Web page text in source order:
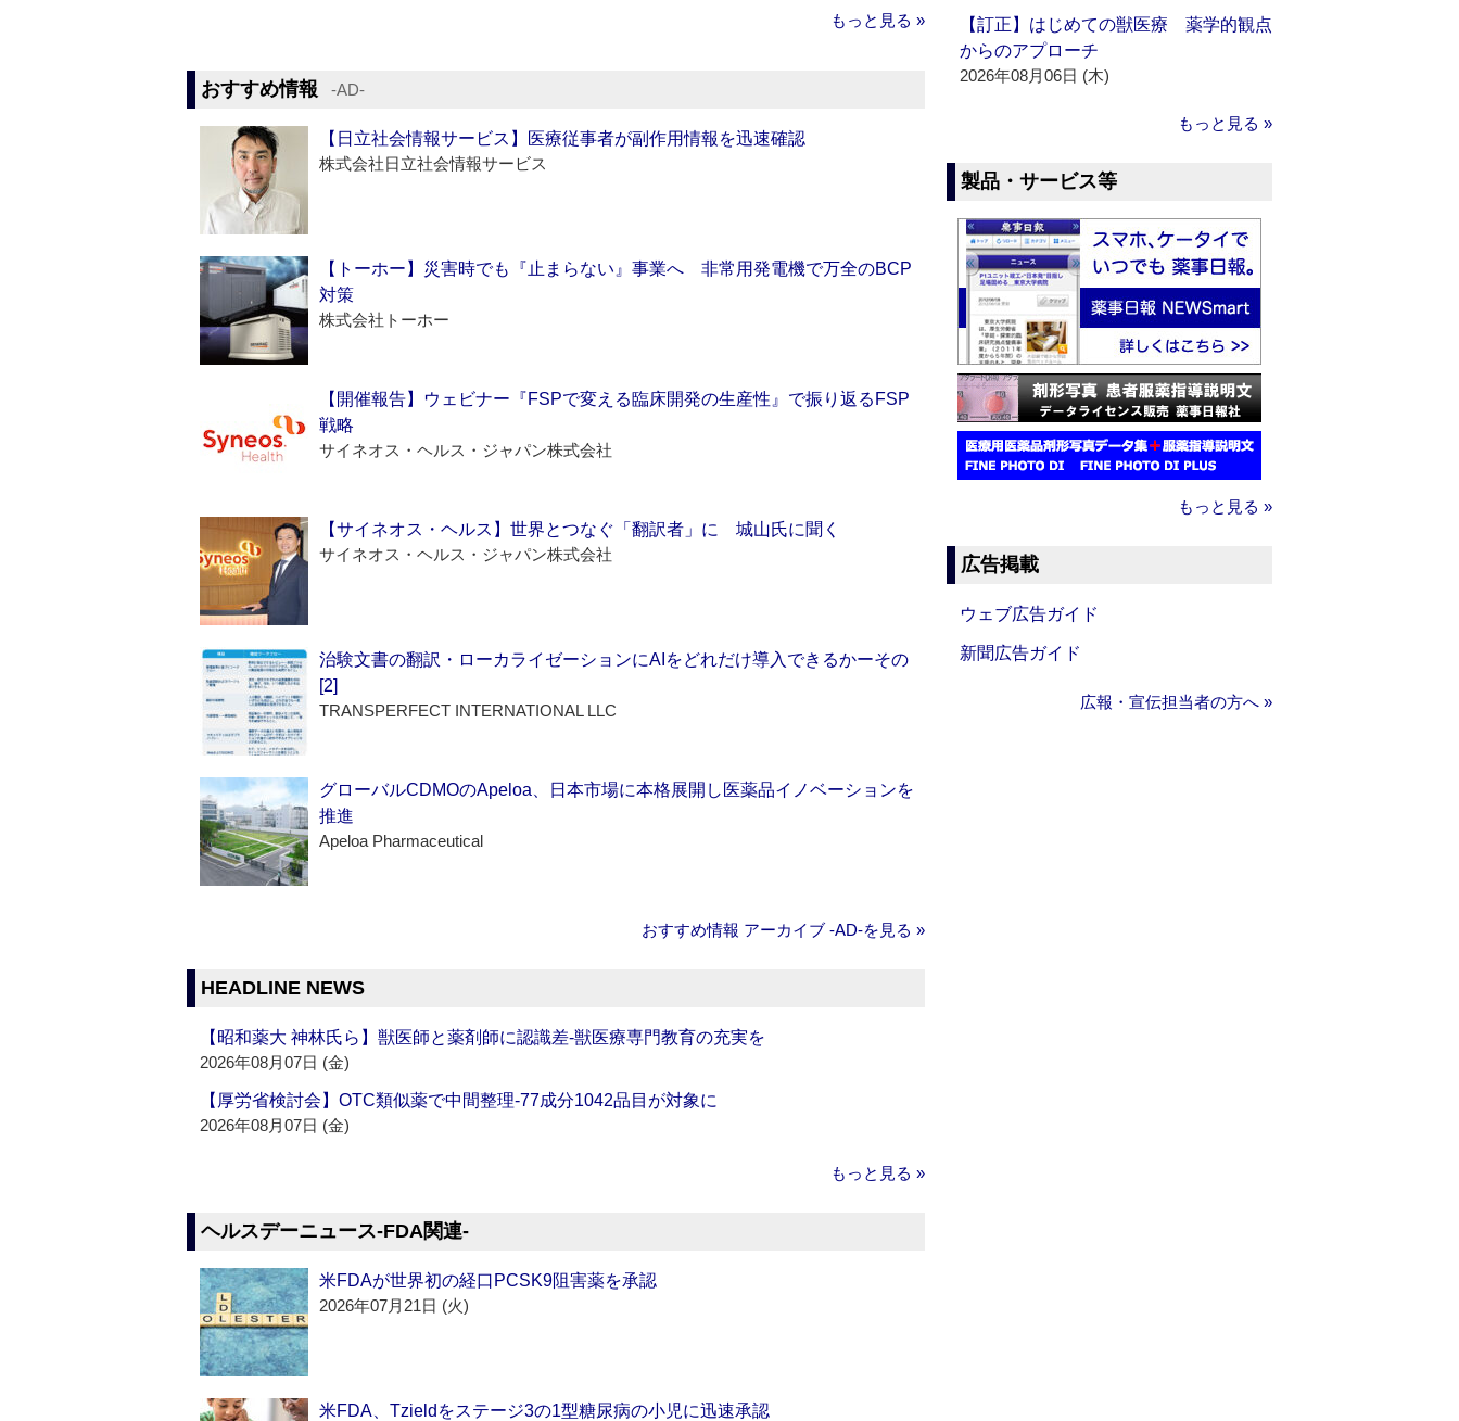
もっと見る »
おすすめ情報 ‐AD‐
【日立社会情報サービス】医療従事者が副作用情報を迅速確認
株式会社日立社会情報サービス
【トーホー】災害時でも『止まらない』事業へ 非常用発電機で万全のBCP
対策
株式会社トーホー
【開催報告】ウェビナー『FSPで変える臨床開発の生産性』で振り返るFSP
戦略
サイネオス・ヘルス・ジャパン株式会社
【サイネオス・ヘルス】世界とつなぐ「翻訳者」に 城山氏に聞く
サイネオス・ヘルス・ジャパン株式会社
治験文書の翻訳・ローカライゼーションにAIをどれだけ導入できるかーその
[2]
TRANSPERFECT INTERNATIONAL LLC
グローバルCDMOのApeloa、日本市場に本格展開し医薬品イノベーションを
推進
Apeloa Pharmaceutical
おすすめ情報 アーカイブ ‐AD‐を見る »
HEADLINE NEWS
【昭和薬大 神林氏ら】獣医師と薬剤師に認識差‐獣医療専門教育の充実を
2026年08月07日 (金)
【厚労省検討会】OTC類似薬で中間整理‐77成分1042品目が対象に
2026年08月07日 (金)
もっと見る »
ヘルスデーニュース‐FDA関連‐
米FDAが世界初の経口PCSK9阻害薬を承認
2026年07月21日 (火)
米FDA、Tzieldをステージ3の1型糖尿病の小児に迅速承認
【訂正】はじめての獣医療 薬学的観点
からのアプローチ
2026年08月06日 (木)
もっと見る »
製品・サービス等
もっと見る »
広告掲載
ウェブ広告ガイド
新聞広告ガイド
広報・宣伝担当者の方へ »